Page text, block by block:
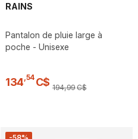
RAINS
Pantalon de pluie large à
poche - Unisexe
134 54 C$ 194,99C$